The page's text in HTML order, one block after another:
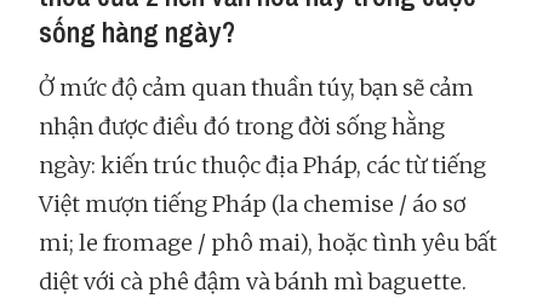
sống hàng ngày?
Ở mức độ cảm quan thuần túy, bạn sẽ cảm
nhận được điều đó trong đời sống hằng
ngày: kiến trúc thuộc địa Pháp, các từ tiếng
Việt mượn tiếng Pháp (la chemise / áo sơ
mi; le fromage / phô mai), hoặc tình yêu bất
diệt với cà phê đậm và bánh mì baguette.